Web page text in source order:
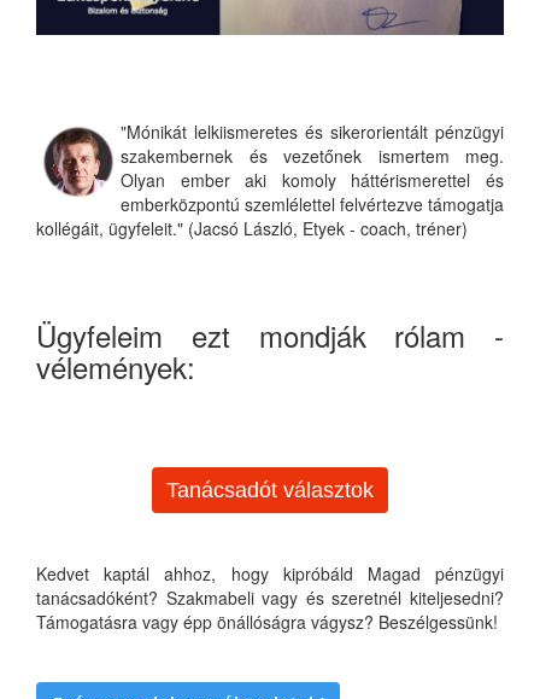
"Mónikát lelkiismeretes és sikerorientált pénzügyi
szakembernek és vezetőnek ismertem meg.
Olyan ember aki komoly háttérismerettel és
emberközpontú szemlélettel felvértezve támogatja
kollégáit, ügyfeleit." (Jacsó László, Etyek - coach, tréner)
Ügyfeleim ezt mondják rólam -
vélemények:
Tanácsadót választok
Kedvet kaptál ahhoz, hogy kipróbáld Magad pénzügyi
tanácsadóként? Szakmabeli vagy és szeretnél kiteljesedni?
Támogatásra vagy épp önállóságra vágysz? Beszélgessünk!